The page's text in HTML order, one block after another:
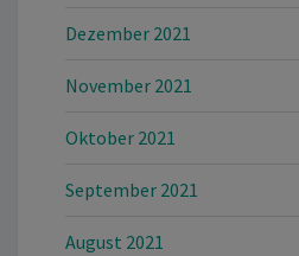
Dezember 2021
November 2021
Oktober 2021
September 2021
August 2021